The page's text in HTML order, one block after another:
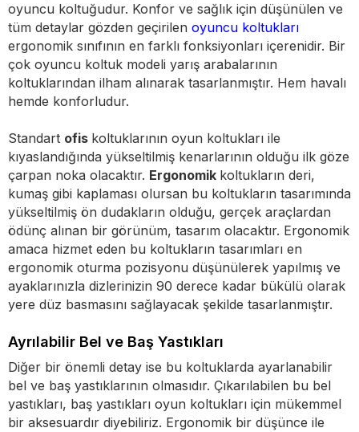
oyuncu koltuğudur. Konfor ve sağlık için düşünülen ve
tüm detaylar gözden geçirilen oyuncu koltukları
ergonomik sınıfının en farklı fonksiyonları içerenidir. Bir
çok oyuncu koltuk modeli yarış arabalarının
koltuklarından ilham alınarak tasarlanmıştır. Hem havalı
hemde konforludur.
Standart ofis koltuklarının oyun koltukları ile
kıyaslandığında yükseltilmiş kenarlarının olduğu ilk göze
çarpan noka olacaktır. Ergonomik koltukların deri,
kumaş gibi kaplaması olursan bu koltukların tasarımında
yükseltilmiş ön dudakların olduğu, gerçek araçlardan
ödünç alınan bir görünüm, tasarım olacaktır. Ergonomik
amaca hizmet eden bu koltukların tasarımları en
ergonomik oturma pozisyonu düşünülerek yapılmış ve
ayaklarınızla dizlerinizin 90 derece kadar bükülü olarak
yere düz basmasını sağlayacak şekilde tasarlanmıştır.
Ayrılabilir Bel ve Baş Yastıkları
Diğer bir önemli detay ise bu koltuklarda ayarlanabilir
bel ve baş yastıklarının olmasıdır. Çıkarılabilen bu bel
yastıkları, baş yastıkları oyun koltukları için mükemmel
bir aksesuardır diyebiliriz. Ergonomik bir düşünce ile